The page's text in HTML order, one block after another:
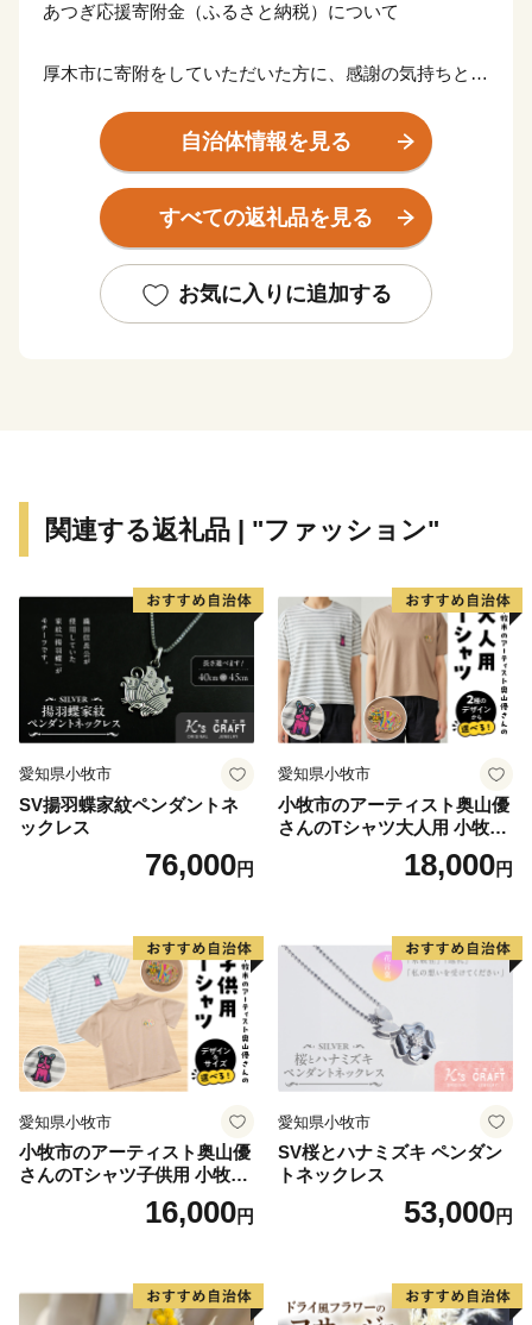
あつぎ応援寄附金（ふるさと納税）について
厚木市に寄附をしていただいた方に、感謝の気持ちとし
贈呈いたします。
ご希望される返礼品によって、必要な寄附金額が異なり
ますのでご注意ください。
※返礼品の選択は、20品までとさせていただきます。
※返礼品のお届けには1～2ヶ月程度かかることがありま
期不在がある場合は必ず「atsugi@furusato-
※返礼品の送付のため、寄附をしていただいた方の、御
住所、お名前、電話番号を返礼品送付業者にお知らせす
ることになりますので、あらかじめ御了承願います。
※返礼品の送付は、厚木市外にお住まいの方に限らせて
いただきます。
※書類につきましては圧着はがきのみお届けします。封
書でのお届けはいたしませんのでご注意ください。
厚木市内にお住まいの方への返礼品送付の取りやめにつ
厚木市では、平成31年4月1日の総務省告示により、
「自団体住民に返礼品等を提供しないこと」とされたこ
とを受け、
令和元年5月31日以降の市内在住の方からの寄附に対す
る返礼品の発送を取りやめることといたしました。
※返礼品の送付を伴わない厚木市への寄附およびふるさ
と納税制度による税額控除は可能です。
自治体情報を見る
すべての返礼品を見る
お気に入りに追加する
関連する返礼品 | "ファッション"
愛知県小牧市
SV揚羽蝶家紋ペンダントネ
ックレス
76,000円
愛知県小牧市
小牧市のアーティスト奥山優
さんのTシャツ大人用 小牧市
18,000円
愛知県小牧市
小牧市のアーティスト奥山優
さんのTシャツ子供用 小牧市
16,000円
愛知県小牧市
SV桜とハナミズキ ペンダン
トネックレス
53,000円